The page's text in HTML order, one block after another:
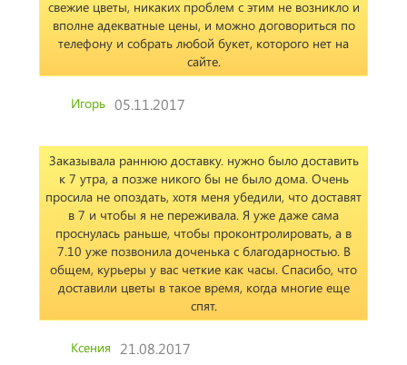
свежие цветы, никаких проблем с этим не возникло и
вполне адекватные цены, и можно договориться по
телефону и собрать любой букет, которого нет на
сайте.
Игорь 05.11.2017
Заказывала раннюю доставку. нужно было доставить
к 7 утра, а позже никого бы не было дома. Очень
просила не опоздать, хотя меня убедили, что доставят
в 7 и чтобы я не переживала. Я уже даже сама
проснулась раньше, чтобы проконтролировать, а в
7.10 уже позвонила доченька с благодарностью. В
общем, курьеры у вас четкие как часы. Спасибо, что
доставили цветы в такое время, когда многие еще
спят.
Ксения 21.08.2017